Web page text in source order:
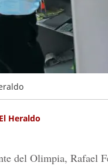
Heraldo
del Olimpia, Rafael